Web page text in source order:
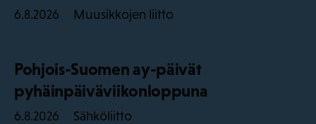
6.8.2026 Muusikkojen liitto
Pohjois-Suomen ay-päivät
pyhäinpäiväviikonloppuna
6.8.2026 Sähköliitto